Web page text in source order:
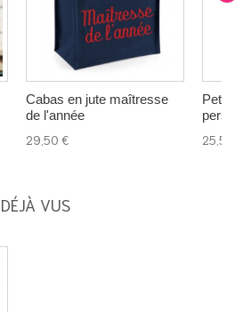
Cabas en jute maîtresse
de l'année
29,50 €
Petit
DÉJÀ VUS